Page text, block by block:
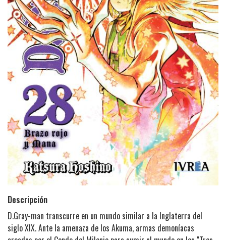
Descripción
D.Gray-man transcurre en un mundo similar a la Inglaterra del
siglo XIX. Ante la amenaza de los Akuma, armas demoníacas